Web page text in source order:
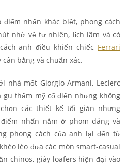
điểm nhấn khác biệt, phong cách
nhờ vẻ tự nhiên, lịch lãm và có
anh điều khiển chiếc Ferrari
bằng và chuẩn xác.
nhà mốt Giorgio Armani, Leclerc
thẩm mỹ cổ điển nhưng không
các thiết kế tối giản nhưng
nhấn nằm ở phom dáng và
phong cách của anh lại đến từ
léo đưa các món smart-casual
chinos, giày loafers hiện đại vào